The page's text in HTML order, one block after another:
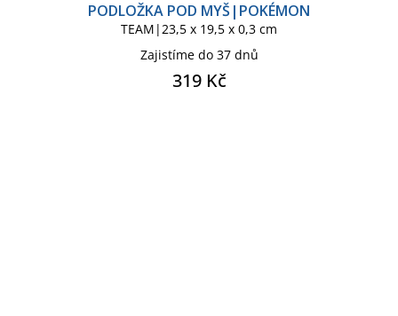
PODLOŽKA POD MYŠ|POKÉMON
TEAM|23,5 x 19,5 x 0,3 cm
Zajistíme do 37 dnů
319 Kč